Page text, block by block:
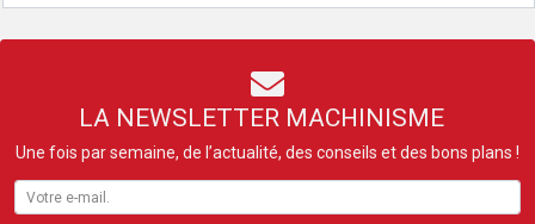
LA NEWSLETTER MACHINISME
Une fois par semaine, de l’actualité, des conseils et des bons plans !